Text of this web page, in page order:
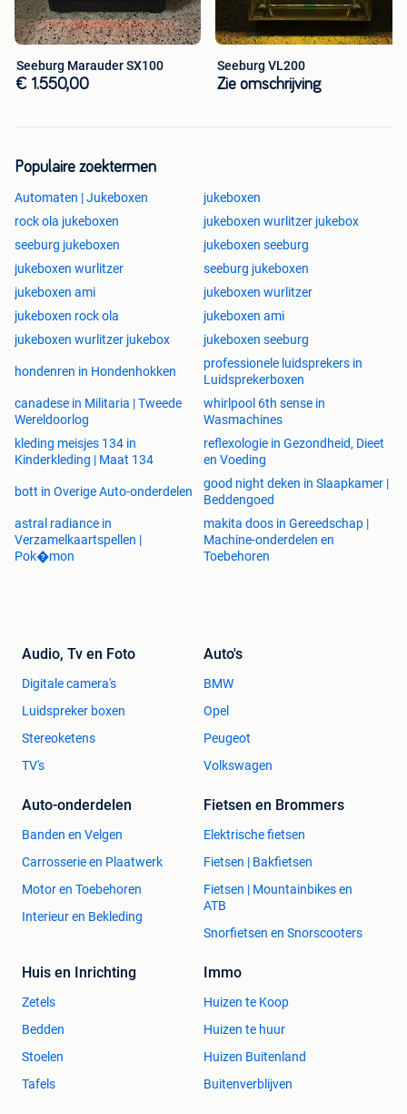
Seeburg Marauder SX100
€ 1.550,00
Seeburg VL200
Zie omschrijving
Populaire zoektermen
Automaten | Jukeboxen
jukeboxen
rock ola jukeboxen
jukeboxen wurlitzer jukebox
seeburg jukeboxen
jukeboxen seeburg
jukeboxen wurlitzer
seeburg jukeboxen
jukeboxen ami
jukeboxen wurlitzer
jukeboxen rock ola
jukeboxen ami
jukeboxen wurlitzer jukebox
jukeboxen seeburg
hondenren in Hondenhokken
professionele luidsprekers in
Luidsprekerboxen
canadese in Militaria | Tweede
Wereldoorlog
whirlpool 6th sense in
Wasmachines
kleding meisjes 134 in
Kinderkleding | Maat 134
reflexologie in Gezondheid, Dieet
en Voeding
bott in Overige Auto-onderdelen
good night deken in Slaapkamer |
Beddengoed
astral radiance in
Verzamelkaartspellen |
Pok�mon
makita doos in Gereedschap |
Machine-onderdelen en
Toebehoren
Audio, Tv en Foto
Digitale camera's
Luidspreker boxen
Stereoketens
TV's
Auto's
BMW
Opel
Peugeot
Volkswagen
Auto-onderdelen
Banden en Velgen
Carrosserie en Plaatwerk
Motor en Toebehoren
Interieur en Bekleding
Fietsen en Brommers
Elektrische fietsen
Fietsen | Bakfietsen
Fietsen | Mountainbikes en
ATB
Snorfietsen en Snorscooters
Huis en Inrichting
Zetels
Bedden
Stoelen
Tafels
Immo
Huizen te Koop
Huizen te huur
Huizen Buitenland
Buitenverblijven